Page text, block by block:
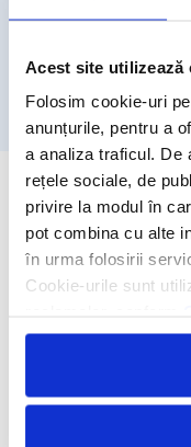
Acest site utilizează
Folosim cookie-uri
anunțurile, pentru a
a analiza traficul. De
rețele sociale, de
privire la modul în
pot combina cu alte
în urma folosirii
Cookie-urile sunt
Licenta de turism